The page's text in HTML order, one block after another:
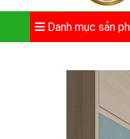
Danh mục sản